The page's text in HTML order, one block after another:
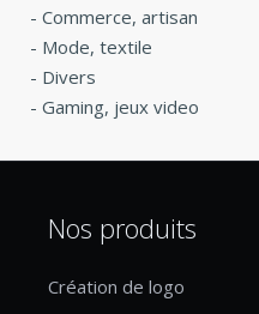
- Commerce, artisan
- Mode, textile
- Divers
- Gaming, jeux video
Nos produits
Création de logo